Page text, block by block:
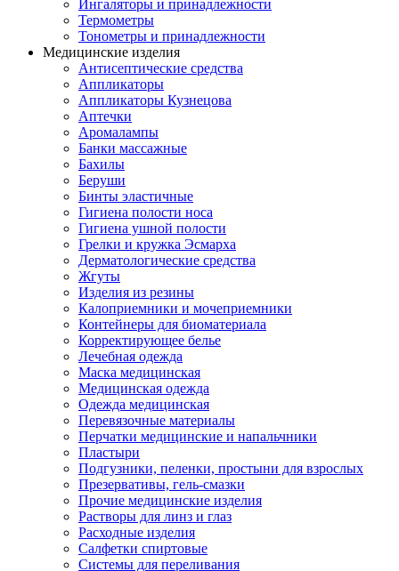
Ингаляторы и принадлежности
Термометры
Тонометры и принадлежности
Медицинские изделия
Антисептические средства
Аппликаторы
Аппликаторы Кузнецова
Аптечки
Аромалампы
Банки массажные
Бахилы
Беруши
Бинты эластичные
Гигиена полости носа
Гигиена ушной полости
Грелки и кружка Эсмарха
Дерматологические средства
Жгуты
Изделия из резины
Калоприемники и мочеприемники
Контейнеры для биоматериала
Корректирующее белье
Лечебная одежда
Маска медицинская
Медицинская одежда
Одежда медицинская
Перевязочные материалы
Перчатки медицинские и напальчники
Пластыри
Подгузники, пеленки, простыни для взрослых
Презервативы, гель-смазки
Прочие медицинские изделия
Растворы для линз и глаз
Расходные изделия
Салфетки спиртовые
Системы для переливания